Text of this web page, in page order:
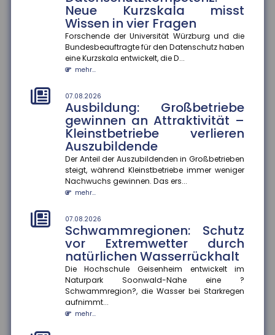
Neue Kurzskala misst
Wissen in vier Fragen
Forschende der Universität Würzburg und die
Bundesbeauftragte für den Datenschutz haben
eine Kurzskala entwickelt, die D...
mehr...
07.08.2026
Ausbildung: Großbetriebe
gewinnen an Attraktivität –
Kleinstbetriebe verlieren
Auszubildende
Der Anteil der Auszubildenden in Großbetrieben
steigt, während Kleinstbetriebe immer weniger
Nachwuchs gewinnen. Das ers...
mehr...
07.08.2026
Schwammregionen: Schutz
vor Extremwetter durch
natürlichen Wasserrückhalt
Die Hochschule Geisenheim entwickelt im
Naturpark Soonwald-Nahe eine ?
Schwammregion?, die Wasser bei Starkregen
aufnimmt...
mehr...
Die Hochschule Geisenheim entwickelt im Naturpark
Soonwald-Nahe eine ?Schwammregion?, die
Wasser bei Starkregen aufnimmt...
mehr...
07.08.2026
Bildungsübergänge: Soziale
Herausforderung
Bildungschancen in Deutschland hängen weiterhin
stark von der sozialen Herkunft ab. Besonders an
Übergängen im Bildungss...
mehr...
07.08.2026
Homeoffice: Zufriedenheit
hängt von der Passgenauigkeit
Hybride Arbeitsmodelle entsprechen am ehesten den
Bedürfnissen der Beschäftigten. Weichen die
tatsächlichen Homeoffice-R...
mehr...
07.08.2026
Selbstgeschenke: Deutsche
geben fast 2.000 Euro pro Jahr
für sich selbst aus